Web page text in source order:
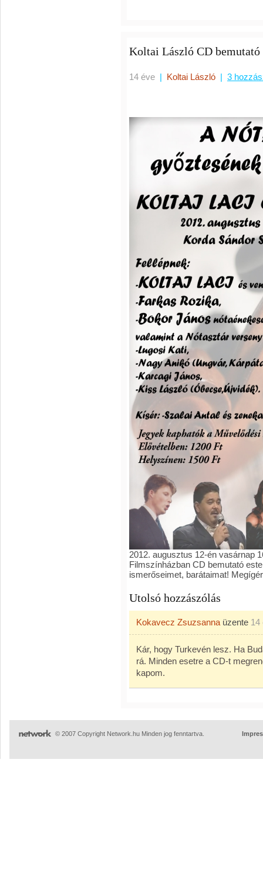
Koltai László CD bemutató
14 éve | Koltai László | 3
2012. augusztus 12-én vasárnap
Filmszínházban CD bemutató
ismerőseimet, barátaimat!
Utolsó hozzászólás
Kokavecz Zsuzsanna üzente 14
Kár, hogy Turkevén lesz. Ha
rá. Minden esetre a CD-t
kapom.
© 2007 Copyright Network.hu Minden jog fenntartva.